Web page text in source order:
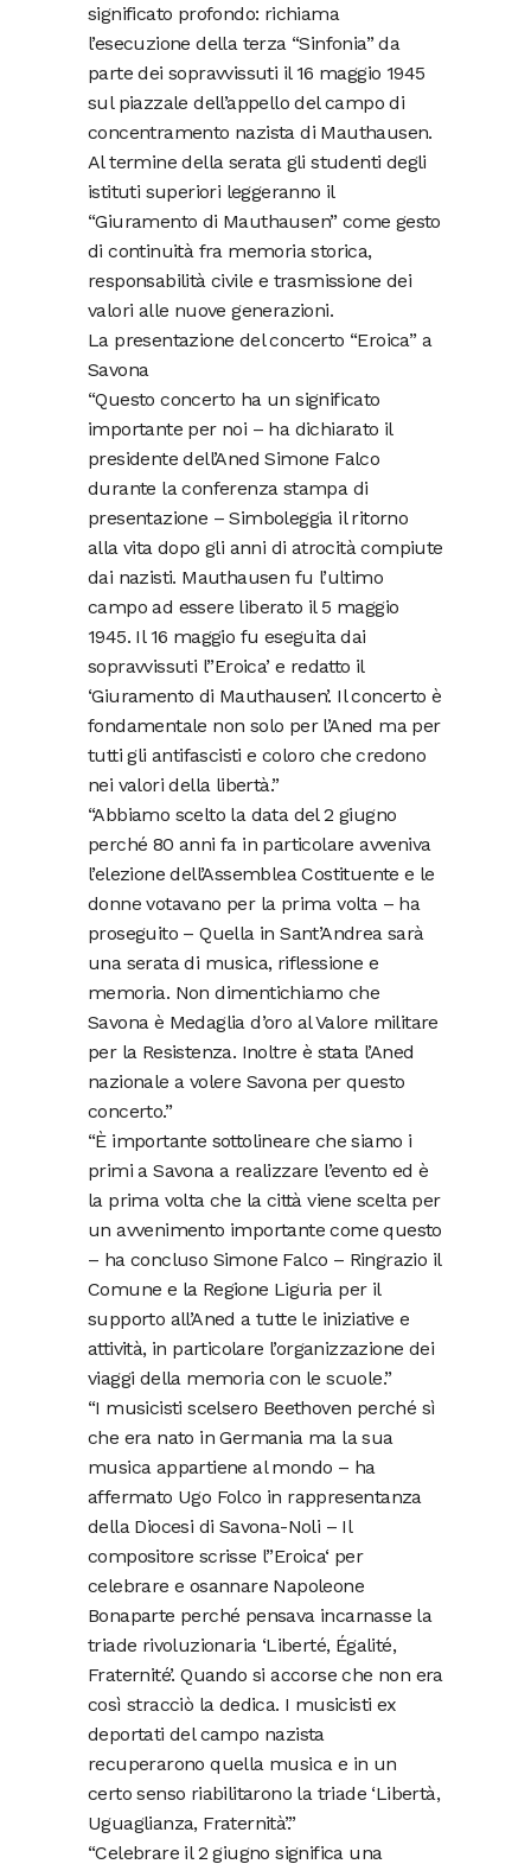
significato profondo: richiama
l’esecuzione della terza “Sinfonia” da
parte dei sopravvissuti il 16 maggio 1945
sul piazzale dell’appello del campo di
concentramento nazista di Mauthausen.
Al termine della serata gli studenti degli
istituti superiori leggeranno il
“Giuramento di Mauthausen” come gesto
di continuità fra memoria storica,
responsabilità civile e trasmissione dei
valori alle nuove generazioni.
La presentazione del concerto “Eroica” a
Savona
“Questo concerto ha un significato
importante per noi – ha dichiarato il
presidente dell’Aned Simone Falco
durante la conferenza stampa di
presentazione – Simboleggia il ritorno
alla vita dopo gli anni di atrocità compiute
dai nazisti. Mauthausen fu l’ultimo
campo ad essere liberato il 5 maggio
1945. Il 16 maggio fu eseguita dai
sopravvissuti l’’Eroica’ e redatto il
‘Giuramento di Mauthausen’. Il concerto è
fondamentale non solo per l’Aned ma per
tutti gli antifascisti e coloro che credono
nei valori della libertà.”
“Abbiamo scelto la data del 2 giugno
perché 80 anni fa in particolare avveniva
l’elezione dell’Assemblea Costituente e le
donne votavano per la prima volta – ha
proseguito – Quella in Sant’Andrea sarà
una serata di musica, riflessione e
memoria. Non dimentichiamo che
Savona è Medaglia d’oro al Valore militare
per la Resistenza. Inoltre è stata l’Aned
nazionale a volere Savona per questo
concerto.”
“È importante sottolineare che siamo i
primi a Savona a realizzare l’evento ed è
la prima volta che la città viene scelta per
un avvenimento importante come questo
– ha concluso Simone Falco – Ringrazio il
Comune e la Regione Liguria per il
supporto all’Aned a tutte le iniziative e
attività, in particolare l’organizzazione dei
viaggi della memoria con le scuole.”
“I musicisti scelsero Beethoven perché sì
che era nato in Germania ma la sua
musica appartiene al mondo – ha
affermato Ugo Folco in rappresentanza
della Diocesi di Savona-Noli – Il
compositore scrisse l”Eroica‘ per
celebrare e osannare Napoleone
Bonaparte perché pensava incarnasse la
triade rivoluzionaria ‘Liberté, Égalité,
Fraternité’. Quando si accorse che non era
così stracciò la dedica. I musicisti ex
deportati del campo nazista
recuperarono quella musica e in un
certo senso riabilitarono la triade ‘Libertà,
Uguaglianza, Fraternità’.”
“Celebrare il 2 giugno significa una